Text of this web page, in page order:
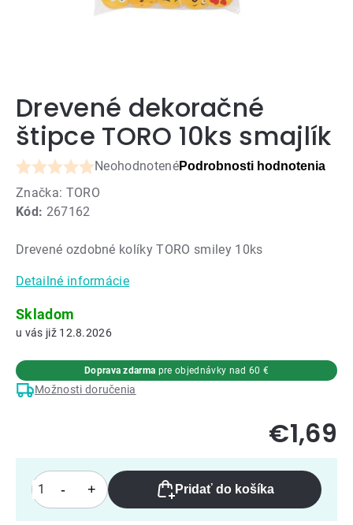
Drevené dekoračné
štipce TORO 10ks smajlík
Kód: 267162
Priemerné
hodnotenie
produktu
0,0
5
hviezdičiek.
NeohodnotenéPodrobnosti hodnotenia
Značka: TORO
Pridať do košíka
Drevené ozdobné kolíky TORO smiley 10ks
Detailné informácie
Skladom
12.8.2026
Možnosti doručenia
Doprava zdarma pre objednávky nad 60 €
€1,69